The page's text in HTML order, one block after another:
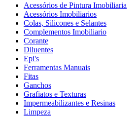
Acessórios de Pintura Imobiliaria
Acessórios Imobiliarios
Colas, Silicones e Selantes
Complementos Imobiliario
Corante
Diluentes
Epi's
Ferramentas Manuais
Fitas
Ganchos
Grafiatos e Texturas
Impermeabilizantes e Resinas
Limpeza